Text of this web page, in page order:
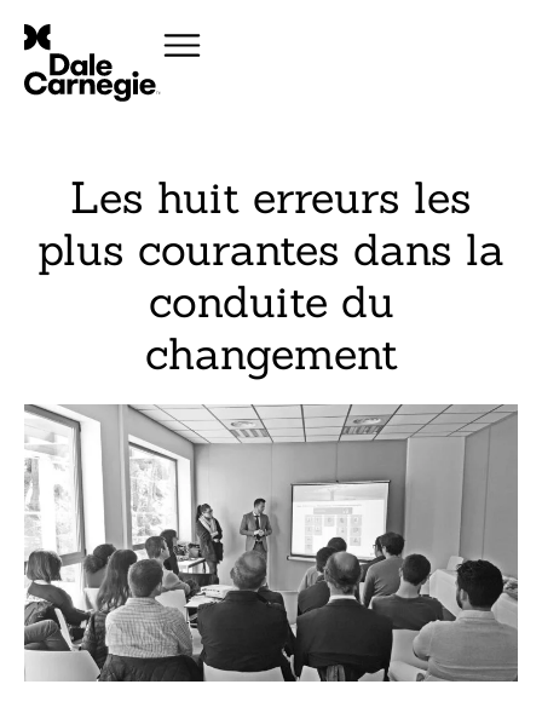
Les huit erreurs les
plus courantes dans la
conduite du
changement